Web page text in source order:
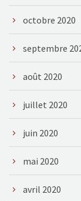
octobre 2020
septembre
août 2020
juillet 2020
juin 2020
mai 2020
avril 2020